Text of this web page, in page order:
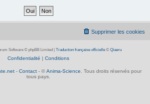
Supprimer les cookies
Software © phpBB Limited Traduction française officielle© Qiaeru
Confidentialité | Conditions
- Contact - © Anima-Science . Tous droits réservés pour
tous pays.